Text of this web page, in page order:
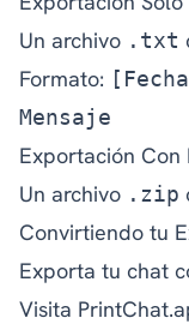
Un archivo .txt
Formato:
Mensaje
Exportación Con
Un archivo .zip
Convirtiendo tu
Exporta tu chat
Visita